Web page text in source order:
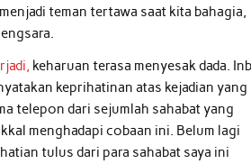
teman tertawa saat kita bahagia,
keharuan terasa menyesak dada.
keprihatinan atas kejadian yang
telepon dari sejumlah sahabat yang
menghadapi cobaan ini. Belum lagi
tulus dari para sahabat saya ini